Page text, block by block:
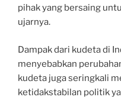
pihak yang bersaing
ujarnya.
Dampak dari kudeta di
menyebabkan
kudeta juga seringkali
ketidakstabilan politik